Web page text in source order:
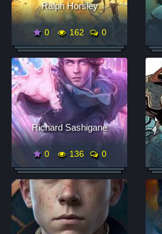
Ralph Horsley
0 162 0
Richard Sashigane
0 136 0